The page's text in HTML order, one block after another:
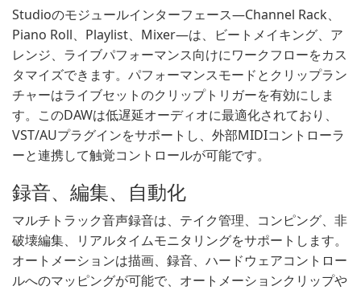
Studioのモジュールインターフェース—Channel Rack、
Piano Roll、Playlist、Mixer—は、ビートメイキング、ア
レンジ、ライブパフォーマンス向けにワークフローをカス
タマイズできます。パフォーマンスモードとクリップラン
チャーはライブセットのクリップトリガーを有効にしま
す。このDAWは低遅延オーディオに最適化されており、
VST/AUプラグインをサポートし、外部MIDIコントローラ
ーと連携して触覚コントロールが可能です。
録音、編集、自動化
マルチトラック音声録音は、テイク管理、コンピング、非
破壊編集、リアルタイムモニタリングをサポートします。
オートメーションは描画、録音、ハードウェアコントロー
ルへのマッピングが可能で、オートメーションクリップや